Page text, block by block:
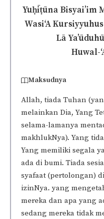
Yuḥīṭūna Bisyai’im
Wasi‘A
Lā
Huwal-
Maksudnya
Allah, tiada Tuhan
melainkan Dia, Yang
selama-lamanya
makhlukNya). Yang
Yang memiliki segala
ada di bumi. Tiada
syafaat (pertolongan)
izinNya. yang
mereka dan apa yang
sedang mereka tidak